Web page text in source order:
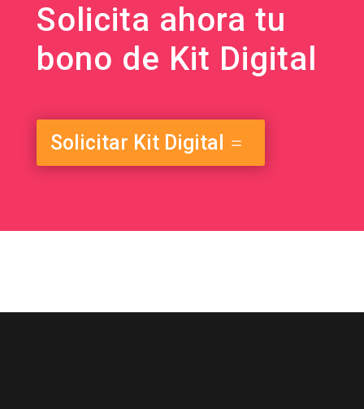
Solicita ahora tu
bono de Kit Digital
Solicitar Kit Digital